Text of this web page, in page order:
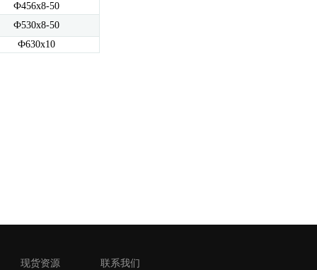
Ф456x8-50
Ф530x8-50
Ф630x10
现货资源 联系我们